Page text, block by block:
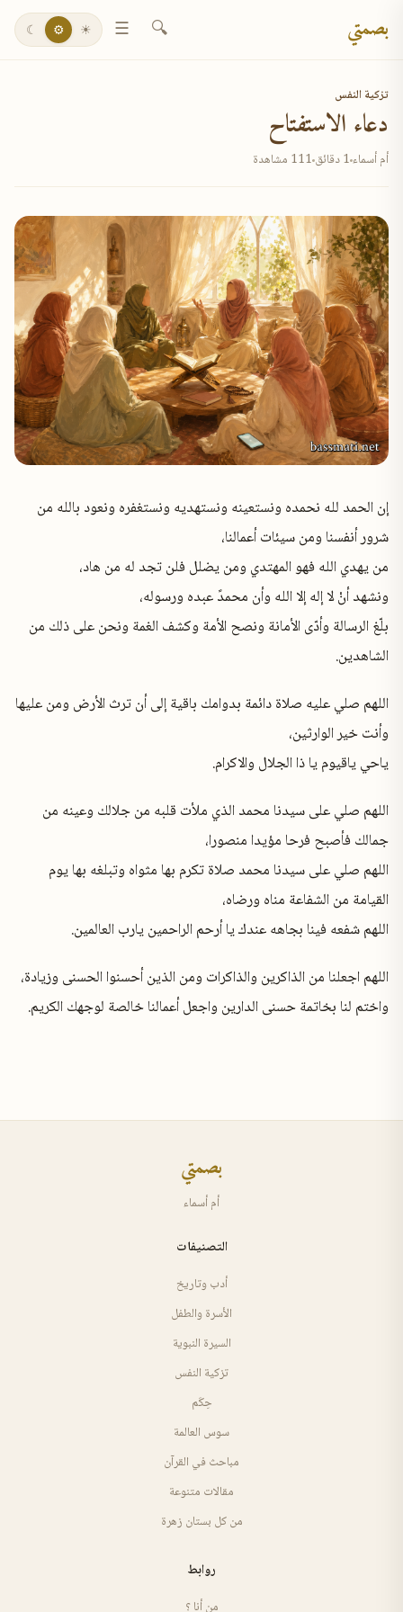
✕
بصمتي 🔍
☰
☀
⚙
☾
تزكية النفس
دعاء الاستفتاح
أم أسماء1 دقائق 111 مشاهدة
إن الحمد لله نحمده ونستعينه ونستهديه ونستغفره ونعود بالله من
شرور أنفسنا ومن سيئات أعمالنا،
من يهدي الله فهو المهتدي ومن يضلل فلن تجد له من هاد،
ونشهد أنْ لا إله إلا الله وأن محمدً عبده ورسوله،
بلّغ الرسالة وأدّى الأمانة ونصح الأمة وكشف الغمة ونحن على ذلك من
الشاهدين.
اللهم صلي عليه صلاة دائمة بدوامك باقية إلى أن ترث الأرض ومن عليها
وأنت خير الوارثين،
ياحي ياقيوم يا ذا الجلال والاكرام.
اللهم صلي على سيدنا محمد الذي ملأت قلبه من جلالك وعينه من
جمالك فأصبح فرحا مؤيدا منصورا،
اللهم صلي على سيدنا محمد صلاة تكرم بها مثواه وتبلغه بها يوم
القيامة من الشفاعة مناه ورضاه،
اللهم شفعه فينا بجاهه عندك يا أرحم الراحمين يارب العالمين.
اللهم اجعلنا من الذاكرين والذاكرات ومن الذين أحسنوا الحسنى وزيادة،
واختم لنا بخاتمة حسنى الدارين واجعل أعمالنا خالصة لوجهك الكريم.
بصمتي
أم أسماء
التصنيفات
أدب وتاريخ
الأسرة والطفل
السيرة النبوية
تزكية النفس
حِكَم
سوس العالمة
مباحث في القرآن
مقالات متنوعة
من كل بستان زهرة
روابط